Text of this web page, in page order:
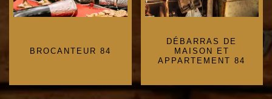
BROCANTEUR 84
DÉBARRAS DE
MAISON ET
APPARTEMENT 84